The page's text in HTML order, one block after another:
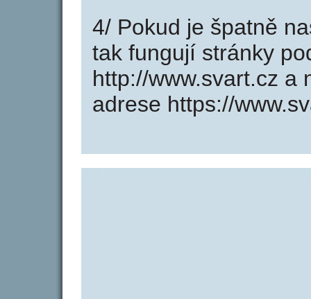
4/ Pokud je špatně
tak fungují stránky
http://www.svart.cz a
adrese https://